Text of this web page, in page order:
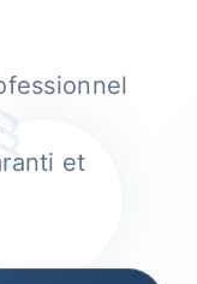
et